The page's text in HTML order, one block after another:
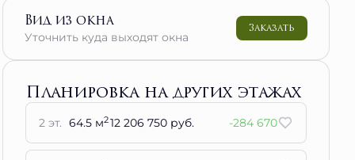
Вид из окна
Уточнить куда выходят окна
Заказать
Планировка на других этажах
2 эт. 64.5 м212 206 750 руб. -284 670